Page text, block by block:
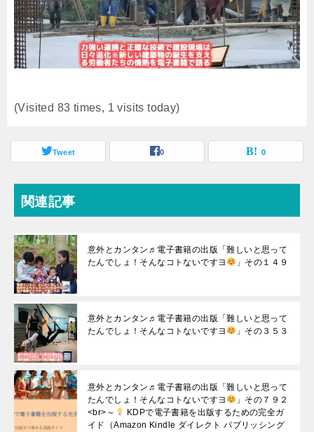
(Visited 83 times, 1 visits today)
Tweet 0 0
関連記事
意外とカンタン♬電子書籍の出版「難しいと思って
たんでしょ！そんなコトないですヨ
」その１４９
意外とカンタン♬電子書籍の出版「難しいと思って
たんでしょ！そんなコトないですヨ
」その３５３
意外とカンタン♬電子書籍の出版「難しいと思って
たんでしょ！そんなコトないですヨ
」その７９２
<br>～
KDPで電子書籍を出版するための完全ガ
イド（Amazon Kindle ダイレクト パブリッシング